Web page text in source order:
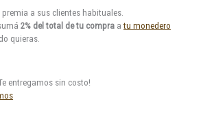
a sus clientes habituales.
2% del total de tu compra atu monedero
quieras.
entregamos sin costo!